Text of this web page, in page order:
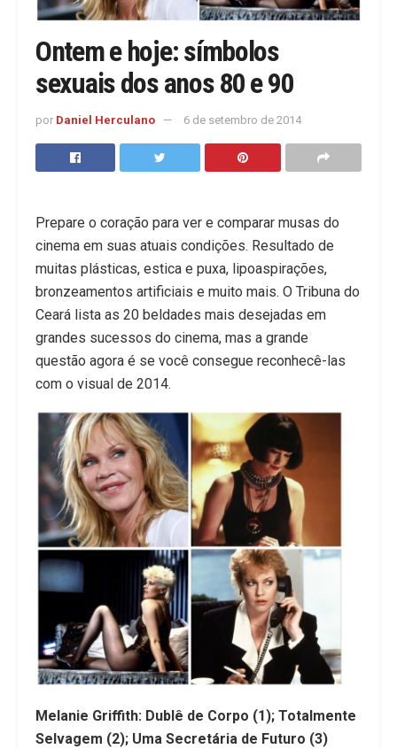
Ontem e hoje: símbolos
sexuais dos anos 80 e 90
por Daniel Herculano 6 de setembro de 2014
Prepare o coração para ver e comparar musas do
cinema em suas atuais condições. Resultado de
muitas plásticas, estica e puxa, lipoaspirações,
bronzeamentos artificiais e muito mais. O Tribuna do
Ceará lista as 20 beldades mais desejadas em
grandes sucessos do cinema, mas a grande
questão agora é se você consegue reconhecê-las
com o visual de 2014.
Melanie Griffith: Dublê de Corpo (1); Totalmente
Selvagem (2); Uma Secretária de Futuro (3)